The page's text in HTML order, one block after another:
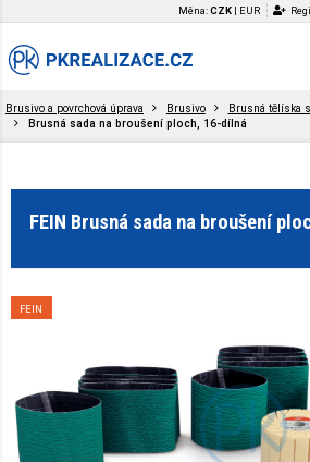
Měna:CZK EUR
Brusivo a povrchová úprava Brusivo
Brusná tělíska
Brusná sada na broušení ploch, 16-dílná
FEIN Brusná sada na broušení
FEIN